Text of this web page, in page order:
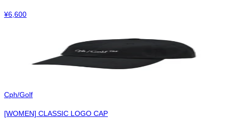
¥6,600
Cph/Golf
[WOMEN] CLASSIC LOGO CAP